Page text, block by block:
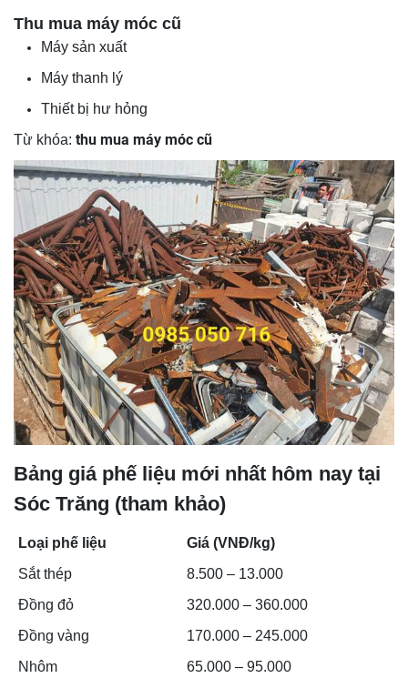
Thu mua máy móc cũ
Máy sản xuất
Máy thanh lý
Thiết bị hư hỏng
Từ khóa: thu mua máy móc cũ
Bảng giá phế liệu mới nhất hôm nay tại
Sóc Trăng (tham khảo)
Loại phế liệu
Giá (VNĐ/kg)
Sắt thép
8.500 – 13.000
Đồng đỏ
320.000 – 360.000
Đồng vàng
170.000 – 245.000
Nhôm
65.000 – 95.000